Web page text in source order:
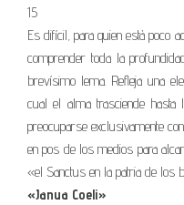
15
Es difícil, para quien está poco
comprender toda la
brevísimo lema. Refleja una
cual el alma trasciende hasta
preocuparse exclusivamente
en pos de los medios para
«el Sanctus en la patria de los
«Janua Coeli»